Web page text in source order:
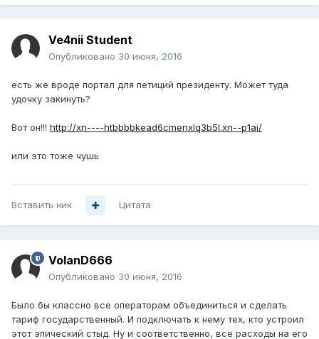
Ve4nii Student
Опубликовано 30 июня, 2016
есть же вроде портал для петиций президенту. Может туда
удочку закинуть?
Вот он!!! http://xn----htbbbbkead6cmenxlq3b5l.xn--p1ai/
или это тоже чушь
Вставить ник Цитата
VolanD666
Опубликовано 30 июня, 2016
Было бы классно все операторам объединиться и сделать
тариф государственный. И подключать к нему тех, кто устроил
этот эпический стыд. Ну и соответственно, все расходы на его